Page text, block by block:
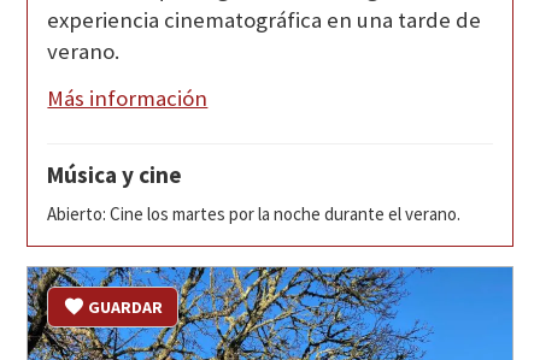
experiencia cinematográfica en una tarde de
verano.
Más información
Música y cine
Abierto: Cine los martes por la noche durante el verano.
GUARDAR